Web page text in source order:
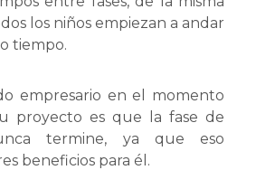
los niños empiezan a andar
tiempo.
empresario en el momento
proyecto es que la fase de
termine, ya que eso
beneficios para él.